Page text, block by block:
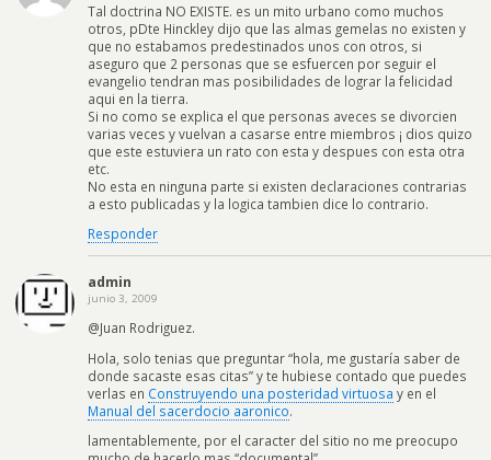
Tal doctrina NO EXISTE. es un mito urbano como muchos
otros, pDte Hinckley dijo que las almas gemelas no existen y
que no estabamos predestinados unos con otros, si
aseguro que 2 personas que se esfuercen por seguir el
evangelio tendran mas posibilidades de lograr la felicidad
aqui en la tierra.
Si no como se explica el que personas aveces se divorcien
varias veces y vuelvan a casarse entre miembros ¡ dios quizo
que este estuviera un rato con esta y despues con esta otra
etc.
No esta en ninguna parte si existen declaraciones contrarias
a esto publicadas y la logica tambien dice lo contrario.
Responder
admin
junio 3, 2009
@Juan Rodriguez.
Hola, solo tenias que preguntar “hola, me gustaría saber de
donde sacaste esas citas” y te hubiese contado que puedes
verlas en Construyendo una posteridad virtuosa y en el
Manual del sacerdocio aaronico.
lamentablemente, por el caracter del sitio no me preocupo